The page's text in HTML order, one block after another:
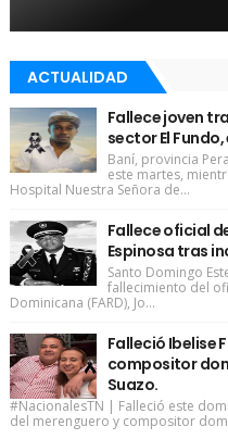
ACTUALIDAD
Fallece joven
sector El Fundo,
Baní, provincia
este martes,
Hospital Nuestra Señora de...
Fallece oficial
Espinosa tras
Santo Domingo
fallecimiento del
Dominicana (FARD), Jo...
Falleció Ibelise
compositor
Suazo.
#NacionalesTN | Falleció este
del merenguero y compositor